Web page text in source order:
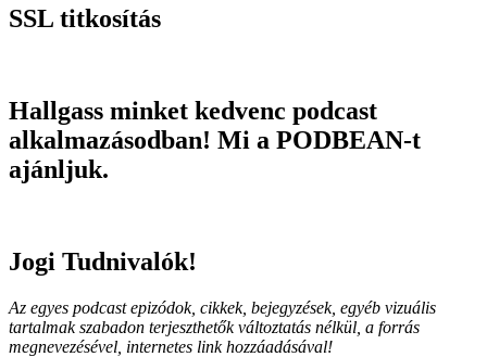
SSL titkosítás
Hallgass minket kedvenc podcast
alkalmazásodban! Mi a PODBEAN-t
ajánljuk.
Jogi Tudnivalók!
Az egyes podcast epizódok, cikkek, bejegyzések, egyéb vizuális
tartalmak szabadon terjeszthetők változtatás nélkül, a forrás
megnevezésével, internetes link hozzáadásával!